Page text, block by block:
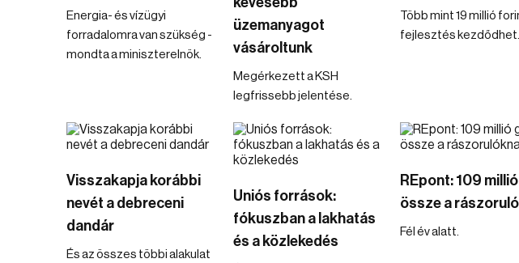
Energia- és vízügyi
forradalomra van szükség -
mondta a miniszterelnök.
üzemanyagot
vásároltunk
Megérkezett a KSH
legfrissebb jelentése.
Több mint 19 millió
fejlesztés kezdődhet.
Visszakapja korábbi
nevét a debreceni
dandár
És az összes többi alakulat
Uniós források:
fókuszban a lakhatás
és a közlekedés
REpont: 109
össze a
Fél év alatt.